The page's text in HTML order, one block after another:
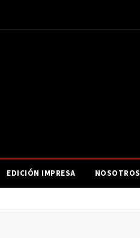
EDICIÓN IMPRESA NOSOTROS